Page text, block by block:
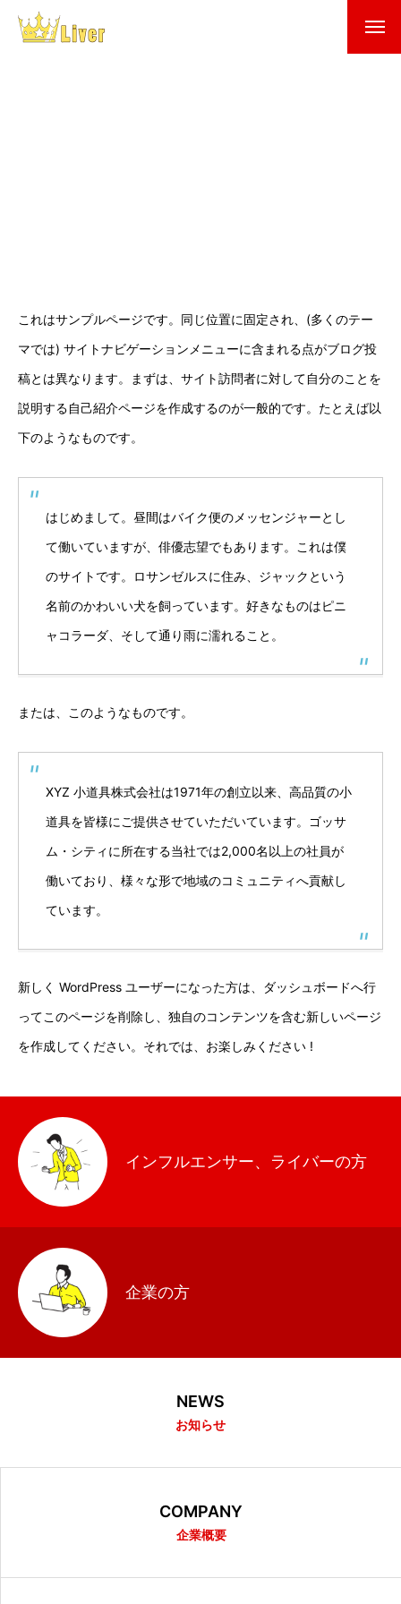
NEWS お知らせ
これはサンプルページです。同じ位置に固定され、(多くのテー
マでは) サイトナビゲーションメニューに含まれる点がブログ投
稿とは異なります。まずは、サイト訪問者に対して自分のことを
説明する自己紹介ページを作成するのが一般的です。たとえば以
下のようなものです。
はじめまして。昼間はバイク便のメッセンジャーとし
て働いていますが、俳優志望でもあります。これは僕
のサイトです。ロサンゼルスに住み、ジャックという
名前のかわいい犬を飼っています。好きなものはピニ
ャコラーダ、そして通り雨に濡れること。
または、このようなものです。
XYZ 小道具株式会社は1971年の創立以来、高品質の小
道具を皆様にご提供させていただいています。ゴッサ
ム・シティに所在する当社では2,000名以上の社員が
働いており、様々な形で地域のコミュニティへ貢献し
ています。
新しく WordPress ユーザーになった方は、 ダッシュボードへ行
ってこのページを削除し、独自のコンテンツを含む新しいページ
を作成してください。それでは、お楽しみください !
インフルエンサー、ライバーの方
企業の方
NEWS
お知らせ
COMPANY
企業概要